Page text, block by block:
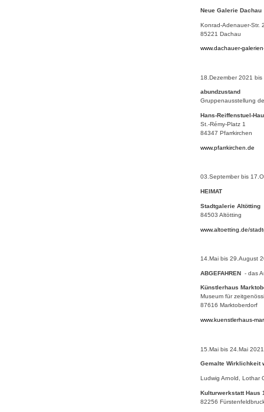
Neue Galerie Dachau
Konrad-Adenauer-Str.
85221 Dachau
www.dachauer-
18.Dezember 2021
abundzustand
Gruppenausstellung
Hans-Reiffenstuel-
St.-Rémy-Platz 1
84347 Pfarrkirchen
www.pfarrkirchen.de
03.September bis
HEIMAT
Stadtgalerie Altötting
84503 Altötting
www.altoetting.de/
14.Mai bis 29.August
ABGEFAHREN - das
Künstlerhaus
Museum für
87616 Marktoberdorf
www.kuenstlerhaus-
15.Mai bis 24.Mai 2021
Gemalte Wirklichkeit
Ludwig Arnold, Lothar
Kulturwerkstatt Haus
82256